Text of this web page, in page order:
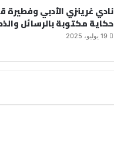
نادي غرينزي الأدبي وفطيرة
حكاية مكتوبة بالرسائل
19 يوليو، 2025